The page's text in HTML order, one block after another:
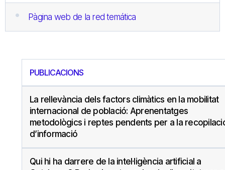
Pàgina web de la red temática
PUBLICACIONS
La rellevància dels factors climàtics en la mobilitat
internacional de població: Aprenentatges
metodològics i reptes pendents per a la
d’informació
Qui hi ha darrere de la intel·ligència artificial a